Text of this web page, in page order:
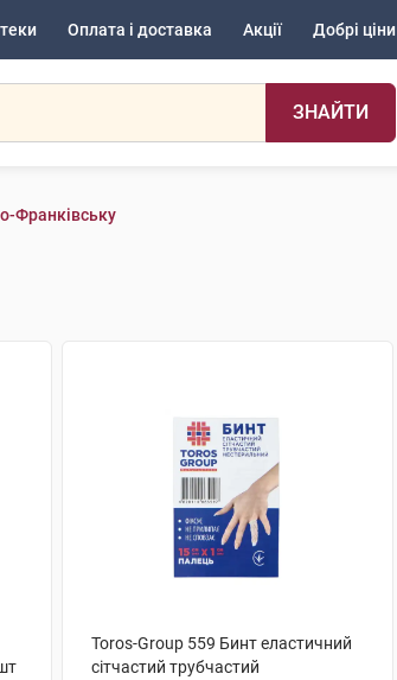
Оплата і доставка Акції Добрі ціни
ЗНАЙТИ
Франківську
Toros-Group 559 Бинт еластичний
сітчастий трубчастий